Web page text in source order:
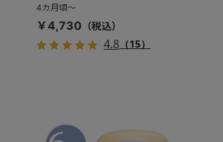
4カ月頃～
￥4,730
4.8（15）